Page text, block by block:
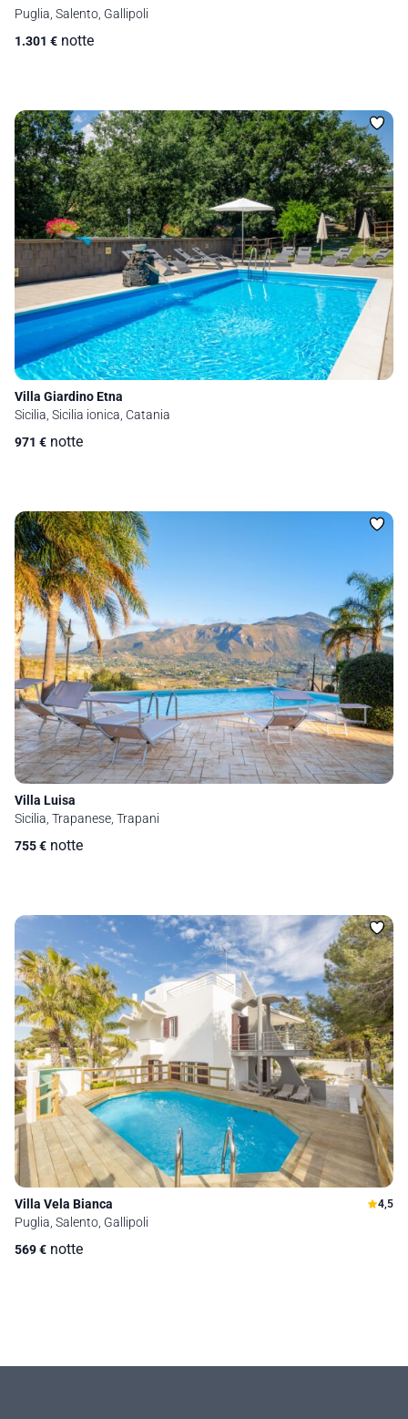
Puglia, Salento, Gallipoli
1.301 € notte
Villa Giardino Etna
Sicilia, Sicilia ionica, Catania
971 € notte
Villa Luisa
Sicilia, Trapanese, Trapani
755€ notte
Villa Vela Bianca 4,5
Puglia, Salento, Gallipoli
569€ notte